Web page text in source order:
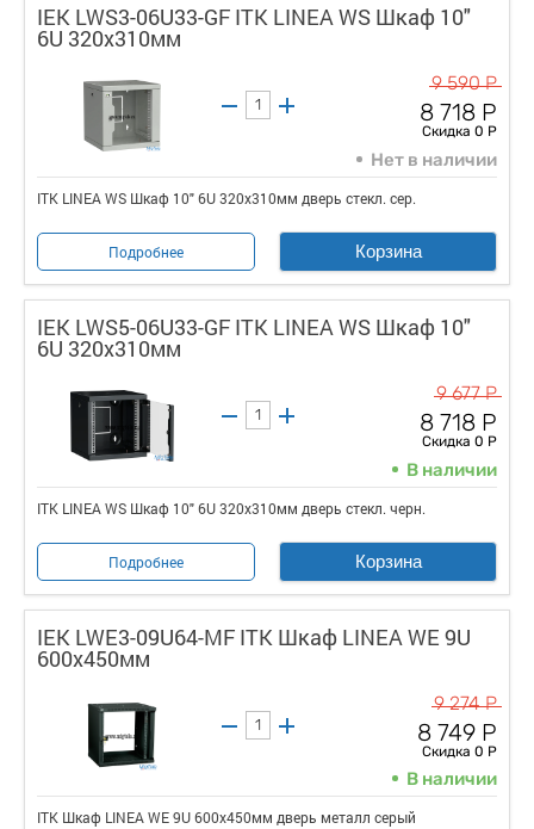
IEK LWS3-06U33-GF ITK LINEA WS Шкаф 10"
6U 320х310мм
9 590 Р
8 718 Р
Скидка 0 Р
Нет в наличии
ITK LINEA WS Шкаф 10" 6U 320х310мм дверь стекл. сер.
Подробнее Корзина
IEK LWS5-06U33-GF ITK LINEA WS Шкаф 10"
6U 320х310мм
9 677 Р
8 718 Р
Скидка 0 Р
В наличии
ITK LINEA WS Шкаф 10" 6U 320х310мм дверь стекл. черн.
Подробнее Корзина
IEK LWE3-09U64-MF ITK Шкаф LINEA WE 9U
600x450мм
9 274 Р
8 749 Р
Скидка 0 Р
В наличии
ITK Шкаф LINEA WE 9U 600x450мм дверь металл серый